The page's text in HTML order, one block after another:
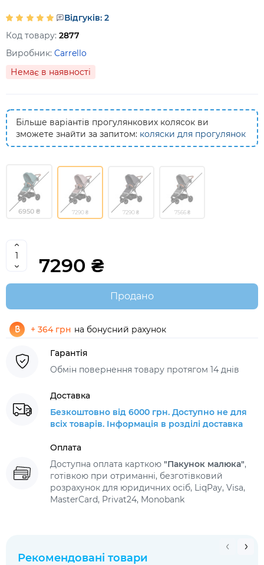
Відгуків: 2
Код товару: 2877
Виробник: Carrello
Немає в наявності
Більше варіантів прогулянкових колясок ви
зможете знайти за запитом: коляски для прогулянок
6950 ₴ 7290 ₴ 7290 ₴ 7566 ₴
7290 ₴
Продано
+ 364 грн на бонусний рахунок
Гарантія
Обмін повернення товару протягом 14 днів
Доставка
Безкоштовно від 6000 грн. Доступно не для
всіх товарів. Інформація в розділі доставка
Оплата
Доступна оплата карткою "Пакунок малюка",
готівкою при отриманні, безготівковий
розрахунок для юридичних осіб, LiqPay, Visa,
MasterCard, Privat24, Monobank
Рекомендовані товари